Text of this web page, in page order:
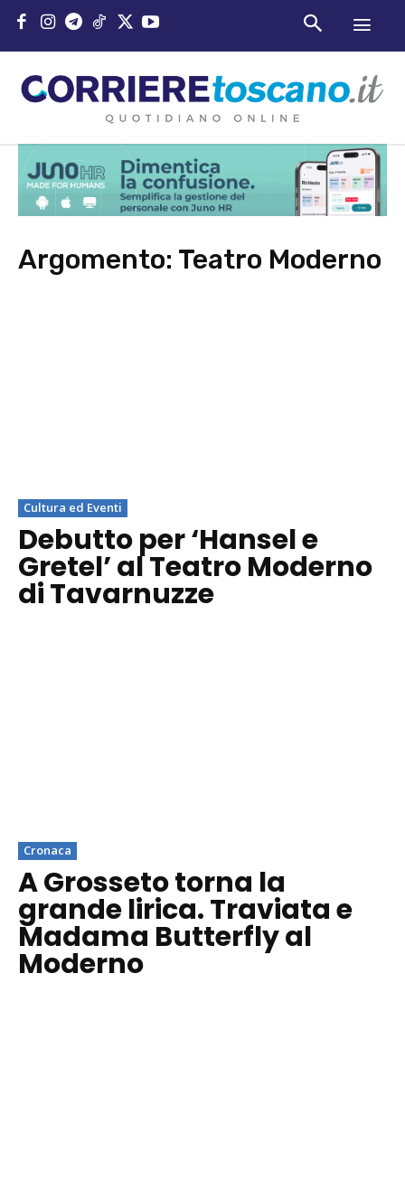
Argomento: Teatro Moderno
Cultura ed Eventi
Debutto per ‘Hansel e
Gretel’ al Teatro Moderno
di Tavarnuzze
Cronaca
A Grosseto torna la
grande lirica. Traviata e
Madama Butterfly al
Moderno